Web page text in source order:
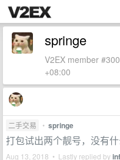
springe
V2EX member
+08:00
二手交易 • springe
打包试出两个靓号，没有
Aug 13, 2018 • Lastly replied by